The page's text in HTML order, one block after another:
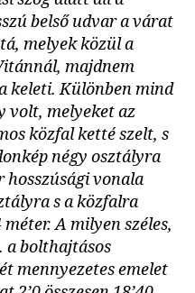
belső udvar a várat
melyek közül a
majdnem
keleti. Különben mind
volt, melyeket az
közfal ketté szelt, s
négy osztályra
hosszúsági vonala
s a közfalra
méter. A milyen széles,
a bolthajtásos
mennyezetes emelet